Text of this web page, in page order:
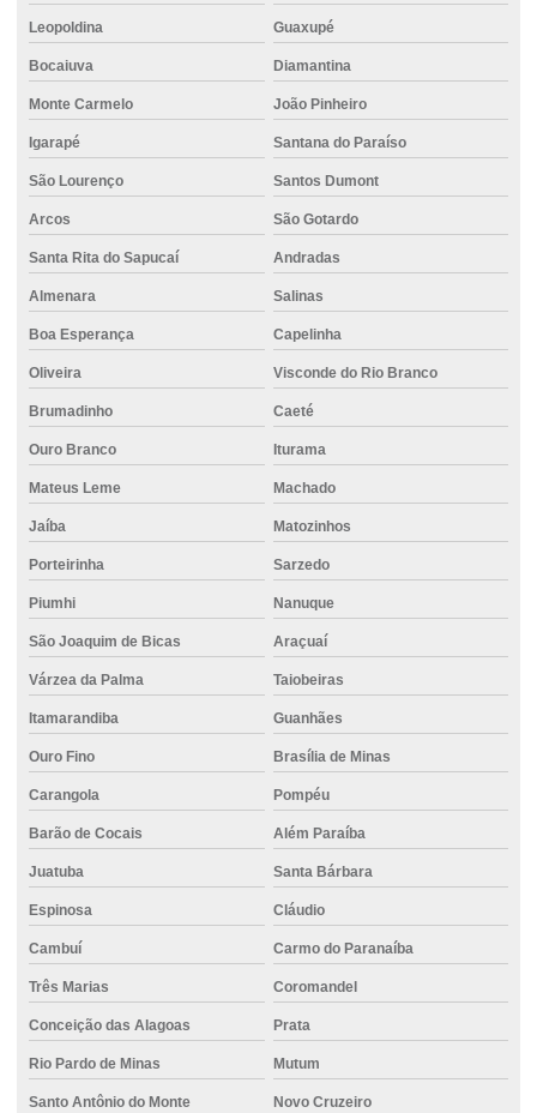
Concreto bombeado
Concreto bombeado Betim
Concreto bombeado para laje
Concreto bombeado valor
Concreto bombeável
Concreto para construção civil
Concreto para construção de rodovias
Concreto com controle técnico
Concreto convencional
Concreto em divinopolis
Concreto dosado
Concreto dosado em central
Concreto para estaca hélice contínua
Concreto para estruturas pré-moldadas
Concreto com fibra de vidro
Concreto para fundação
Concreto para fundação traço
Concreto com gelo
Concreto para grandes obras
Concreto impermeável
Concreto em itauna
Concreto para muro de arrimo
Leopoldina Guaxupé
Bocaiuva Diamantina
Monte Carmelo João Pinheiro
Igarapé Santana do Paraíso
São Lourenço Santos Dumont
Arcos São Gotardo
Santa Rita do Sapucaí Andradas
Almenara Salinas
Boa Esperança Capelinha
Oliveira Visconde do Rio Branco
Brumadinho Caeté
Ouro Branco Iturama
Mateus Leme Machado
Jaíba Matozinhos
Porteirinha Sarzedo
Piumhi Nanuque
São Joaquim de Bicas Araçuaí
Várzea da Palma Taiobeiras
Itamarandiba Guanhães
Ouro Fino Brasília de Minas
Carangola Pompéu
Barão de Cocais Além Paraíba
Juatuba Santa Bárbara
Espinosa Cláudio
Cambuí Carmo do Paranaíba
Três Marias Coromandel
Conceição das Alagoas Prata
Rio Pardo de Minas Mutum
Santo Antônio do Monte Novo Cruzeiro